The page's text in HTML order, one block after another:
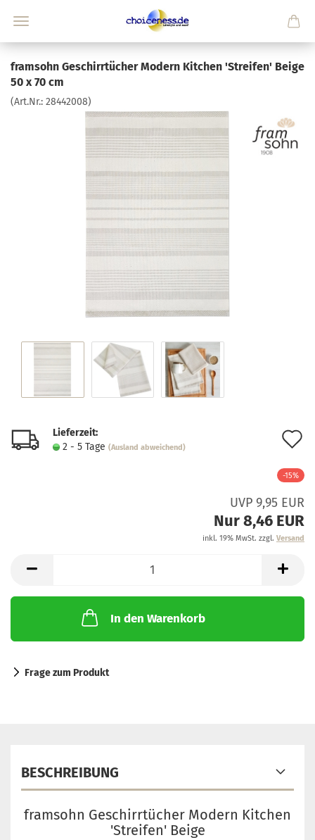
framsohn Geschirrtücher Modern Kitchen 'Streifen' Beige
50 x 70 cm
(Art.Nr.: 28442008)
Lieferzeit:
2 - 5 Tage (Ausland abweichend)
-15%
UVP 9,95 EUR
Nur 8,46 EUR
inkl. 19% MwSt. zzgl. Versand
In den Warenkorb
Frage zum Produkt
BESCHREIBUNG
framsohn Geschirrtücher Modern Kitchen
'Streifen' Beige